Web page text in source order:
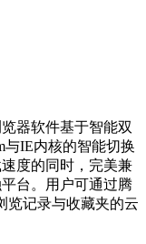
器软件基于智能双
与IE内核的智能切换
度的同时，完美兼
台。用户可通过腾
览记录与收藏夹的云